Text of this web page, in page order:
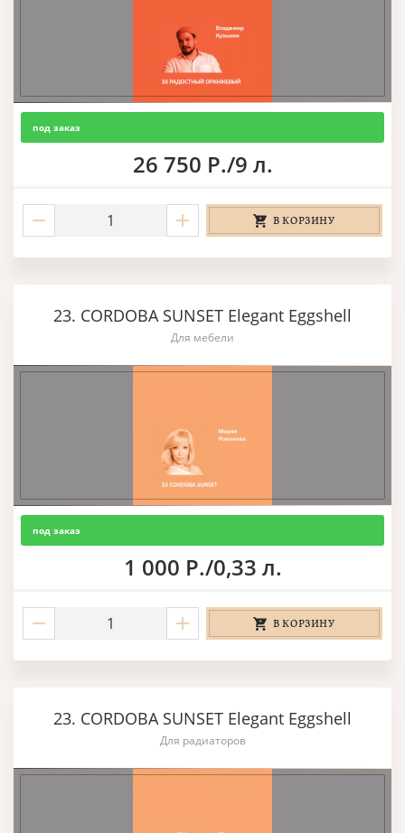
под заказ
26 750 Р./9 л.
В КОРЗИНУ
23. CORDOBA SUNSET Elegant Eggshell
Для мебели
под заказ
1 000 Р./0,33 л.
В КОРЗИНУ
23. CORDOBA SUNSET Elegant Eggshell
Для радиаторов